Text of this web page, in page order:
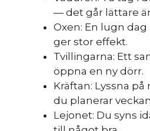
— det går lättare
Oxen: En lugn
ger stor effekt.
Tvillingarna: Ett
öppna en ny dörr.
Kräftan: Lyssna
du planerar
Lejonet: Du syns